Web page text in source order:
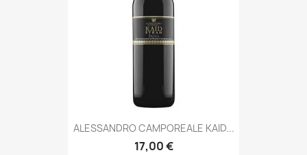
ALESSANDRO CAMPOREALE KAID...
17,00 €